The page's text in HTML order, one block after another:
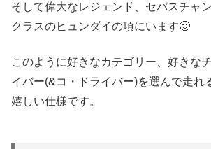
そして偉大なレジェンド、セバスチャ
クラスのヒュンダイの項にいます🙂
このように好きなカテゴリー、好きな
イバー(&コ・ドライバー)を選んで走れ
嬉しい仕様です。